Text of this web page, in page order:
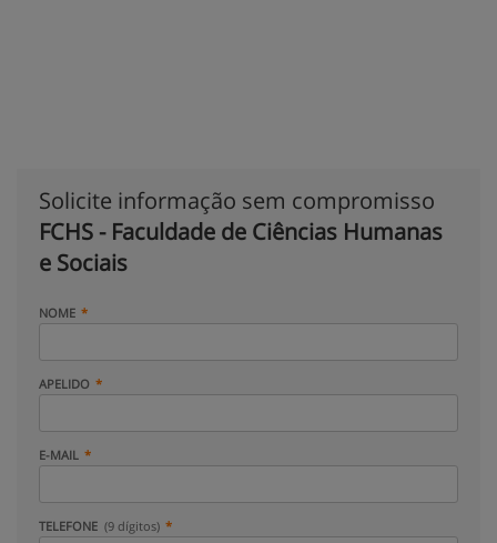
Solicite informação sem compromisso
FCHS - Faculdade de Ciências Humanas
e Sociais
NOME
APELIDO
E-MAIL
TELEFONE (9 dígitos)